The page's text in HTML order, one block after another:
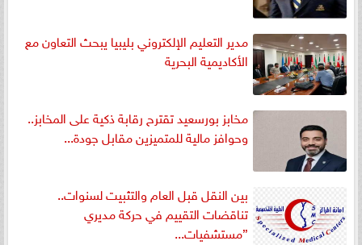
مدير التعليم الإلكتروني بليبيا يبحث التعاون مع
الأكاديمية البحرية
مخابز بورسعيد تقترح رقابة ذكية على المخابز..
وحوافز مالية للمتميزين مقابل جودة...
بين النقل قبل العام والتثبيت لسنوات..
تناقضات التقييم في حركة مديري
”مستشفيات...